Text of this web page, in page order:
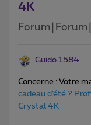
4K
Guido 1584
Concerne : Votre
cadeau d’été ?
Crystal 4K